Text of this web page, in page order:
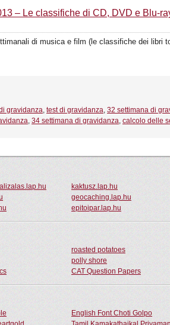
– Le classifiche di CD, DVD e Blu-
di musica e film (le classifiche dei libri
gravidanza, test di gravidanza, 32 settimana di
, 34 settimana di gravidanza, calcolo delle
kaktusz.lap.hu
geocaching.lap.hu
epitoipar.lap.hu
roasted potatoes
polly shore
CAT Question Papers
English Font Choti Golpo